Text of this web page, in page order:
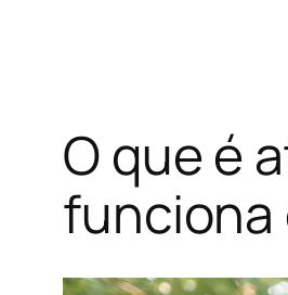
O que é
funciona